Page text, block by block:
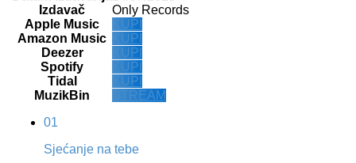
Izdavač
Only Records
Apple Music
KUPI
Amazon Music
KUPI
Deezer
KUPI
Spotify
KUPI
Tidal
KUPI
MuzikBin
STREAM
01
Sjećanje na tebe